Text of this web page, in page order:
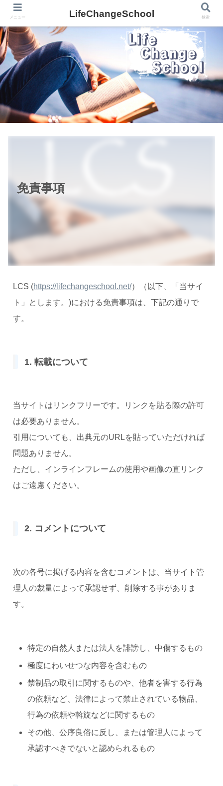
免責事項
LCS (https://lifechangeschool.net/）（以下、「当サイ
ト」とします。)における免責事項は、下記の通りで
す。
1. 転載について
当サイトはリンクフリーです。リンクを貼る際の許可
は必要ありません。
引用についても、出典元のURLを貼っていただければ
問題ありません。
ただし、インラインフレームの使用や画像の直リンク
はご遠慮ください。
2. コメントについて
次の各号に掲げる内容を含むコメントは、当サイト管
理人の裁量によって承認せず、削除する事がありま
す。
特定の自然人または法人を誹謗し、中傷するもの
極度にわいせつな内容を含むもの
禁制品の取引に関するものや、他者を害する行為
の依頼など、法律によって禁止されている物品、
行為の依頼や斡旋などに関するもの
その他、公序良俗に反し、または管理人によって
承認すべきでないと認められるもの
メニュー LifeChangeSchool 検索